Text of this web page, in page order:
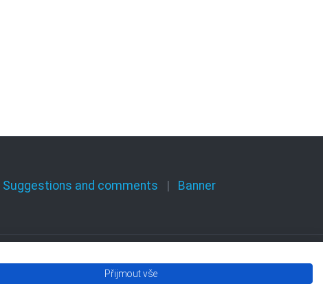
Suggestions and comments Banner
kraje
Přijmout vše